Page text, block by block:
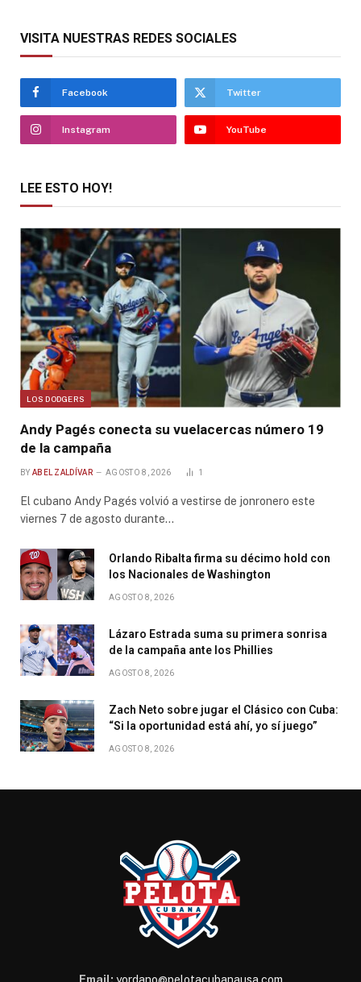
VISITA NUESTRAS REDES SOCIALES
Facebook Twitter
Instagram YouTube
LEE ESTO HOY!
LOS DODGERS
Andy Pagés conecta su vuelacercas número 19
de la campaña
BY ABEL ZALDÍVAR AGOSTO 8, 2026 1
El cubano Andy Pagés volvió a vestirse de jonronero este
viernes 7 de agosto durante…
Orlando Ribalta firma su décimo hold con
los Nacionales de Washington
AGOSTO 8, 2026
Lázaro Estrada suma su primera sonrisa
de la campaña ante los Phillies
AGOSTO 8, 2026
Zach Neto sobre jugar el Clásico con Cuba:
“Si la oportunidad está ahí, yo sí juego”
AGOSTO 8, 2026